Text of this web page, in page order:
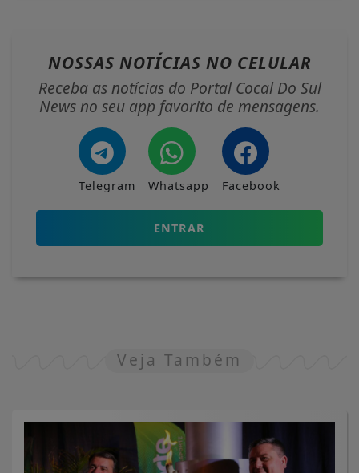
NOSSAS NOTÍCIAS NO CELULAR
Receba as notícias do Portal Cocal Do Sul
News no seu app favorito de mensagens.
Telegram Whatsapp Facebook
ENTRAR
Veja Também